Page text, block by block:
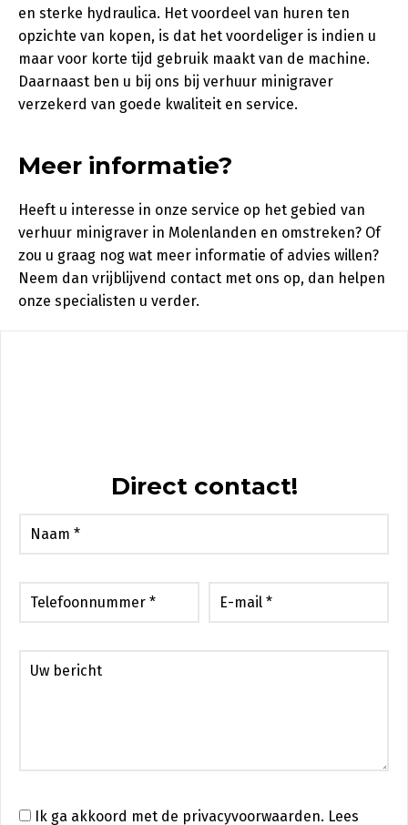
en sterke hydraulica. Het voordeel van huren ten
opzichte van kopen, is dat het voordeliger is indien u
maar voor korte tijd gebruik maakt van de machine.
Daarnaast ben u bij ons bij verhuur minigraver
verzekerd van goede kwaliteit en service.
Meer informatie?
Heeft u interesse in onze service op het gebied van
verhuur minigraver in Molenlanden en omstreken? Of
zou u graag nog wat meer informatie of advies willen?
Neem dan vrijblijvend contact met ons op, dan helpen
onze specialisten u verder.
Direct contact!
Ik ga akkoord met de privacyvoorwaarden. Lees